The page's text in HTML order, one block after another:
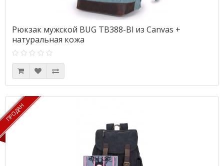
Рюкзак мужской BUG TB388-Bl из Canvas +
натуральная кожа
ПРОДАН
ПРОДАН